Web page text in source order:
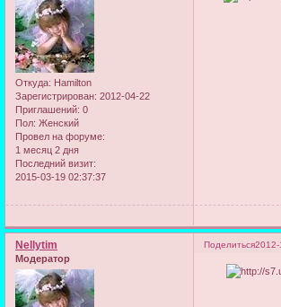
Откуда: Hamilton
Зарегистрирован: 2012-04-22
Приглашений: 0
Пол: Женский
Провел на форуме:
1 месяц 2 дня
Последний визит:
2015-03-19 02:37:37
Поделиться2012-
Nellytim
Модератор